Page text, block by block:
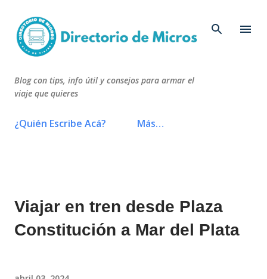
Blog con tips, info útil y consejos para armar el
viaje que quieres
¿Quién Escribe Acá? Más…
Viajar en tren desde Plaza
Constitución a Mar del Plata